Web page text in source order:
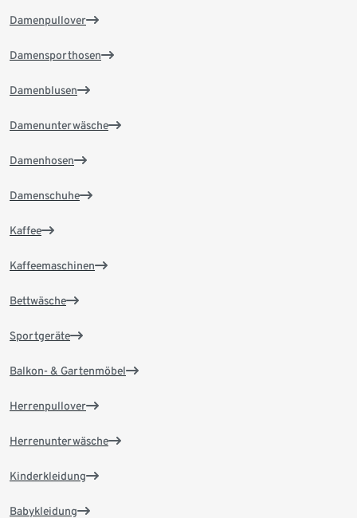
Damenpullover
Damensporthosen
Damenblusen
Damenunterwäsche
Damenhosen
Damenschuhe
Kaffee
Kaffeemaschinen
Bettwäsche
Sportgeräte
Balkon- & Gartenmöbel
Herrenpullover
Herrenunterwäsche
Kinderkleidung
Babykleidung